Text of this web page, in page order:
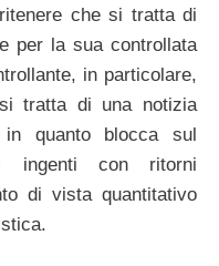
che si tratta di
e per la sua controllata
in particolare,
tratta di una notizia
quanto blocca sul
ingenti con ritorni
di vista quantitativo